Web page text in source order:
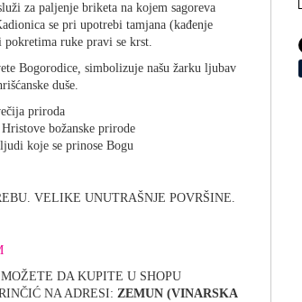
za paljenje briketa na kojem sagoreva
se pri upotrebi tamjana (kađenje
ruke pravi se krst.
Bogorodice, simbolizuje našu žarku ljubav
duše.
priroda
božanske prirode
koje se prinose Bogu
VELIKE UNUTRAŠNJE POVRŠINE.
DA KUPITE U SHOPU
NA ADRESI: ZEMUN (VINARSKA